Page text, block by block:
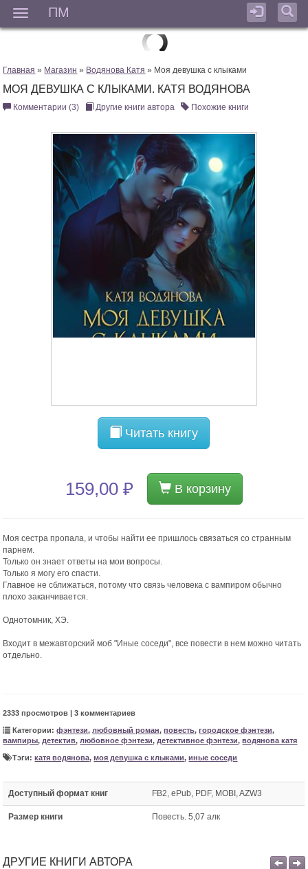
ПМ
Главная » Магазин » Водянова Катя » Моя девушка с клыками
МОЯ ДЕВУШКА С КЛЫКАМИ. КАТЯ ВОДЯНОВА
Комментарии (3) Другие книги автора Похожие книги
Читать книгу
159,00 ₽ В корзину
Моя сестра пропала, и чтобы найти ее пришлось связаться со странным
парнем.
Только он знает ответы на мои вопросы.
Только я могу его спасти.
Главное не сближаться, потому что связь человека с вампиром обычно
плохо заканчивается.
Однотомник, ХЭ.
Входит в межавторский моб "Иные соседи", все повести в нем можно читать
отдельно.
2333 просмотров | 3 комментариев
Категории:фэнтези, любовный роман,повесть,городское фэнтези,
вампиры, детектив, любовное фэнтези, детективное фэнтези,водянова катя
Тэги:катя водянова,моя девушка с клыками,иные соседи
Доступный формат книг FB2, ePub, PDF, MOBI, AZW3
Размер книги Повесть. 5,07 алк
ДРУГИЕ КНИГИ АВТОРА